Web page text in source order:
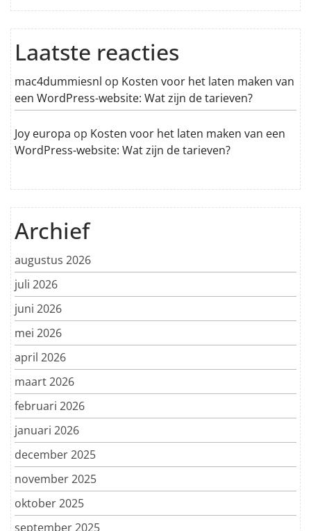
Laatste reacties
mac4dummiesnl op Kosten voor het laten maken van
een WordPress-website: Wat zijn de tarieven?
Joy europa op Kosten voor het laten maken van een
WordPress-website: Wat zijn de tarieven?
Archief
augustus 2026
juli 2026
juni 2026
mei 2026
april 2026
maart 2026
februari 2026
januari 2026
december 2025
november 2025
oktober 2025
september 2025